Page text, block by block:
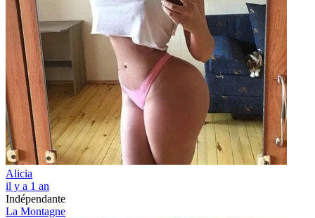
Alicia
il y a 1 an
Indépendante
La Montagne